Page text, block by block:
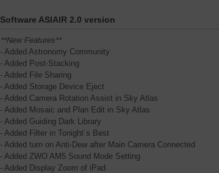
Software ASIAIR 2.0 version
**New Features**
- Added Astronomy Community
- Added Post-Stacking
- Added File Sharing
- Added Storage Device Eject
- Added Camera Rotation Assist in Sky Atlas
- Added Mosaic and Plan Edit in Sky Atlas
- Added Guiding Dark Library
- Added Filter in Tonight´s Best
- Added turn on Anti-Dew after Main Camera Connected
- Added ZWO AM5 Sound Mode Setting
- Added Display Zoom of iPad